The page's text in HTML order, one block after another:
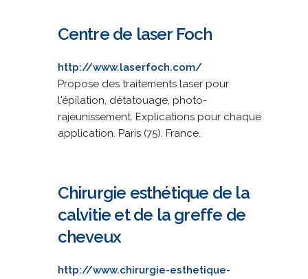
Centre de laser Foch
http://www.laserfoch.com/
Propose des traitements laser pour
l'épilation, détatouage, photo-
rajeunissement. Explications pour chaque
application. Paris (75). France.
Chirurgie esthétique de la
calvitie et de la greffe de
cheveux
http://www.chirurgie-esthetique-